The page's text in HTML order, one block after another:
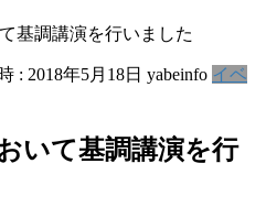
基調講演を行いました
: 2018年5月18日 yabeinfo イベ
いて基調講演を行